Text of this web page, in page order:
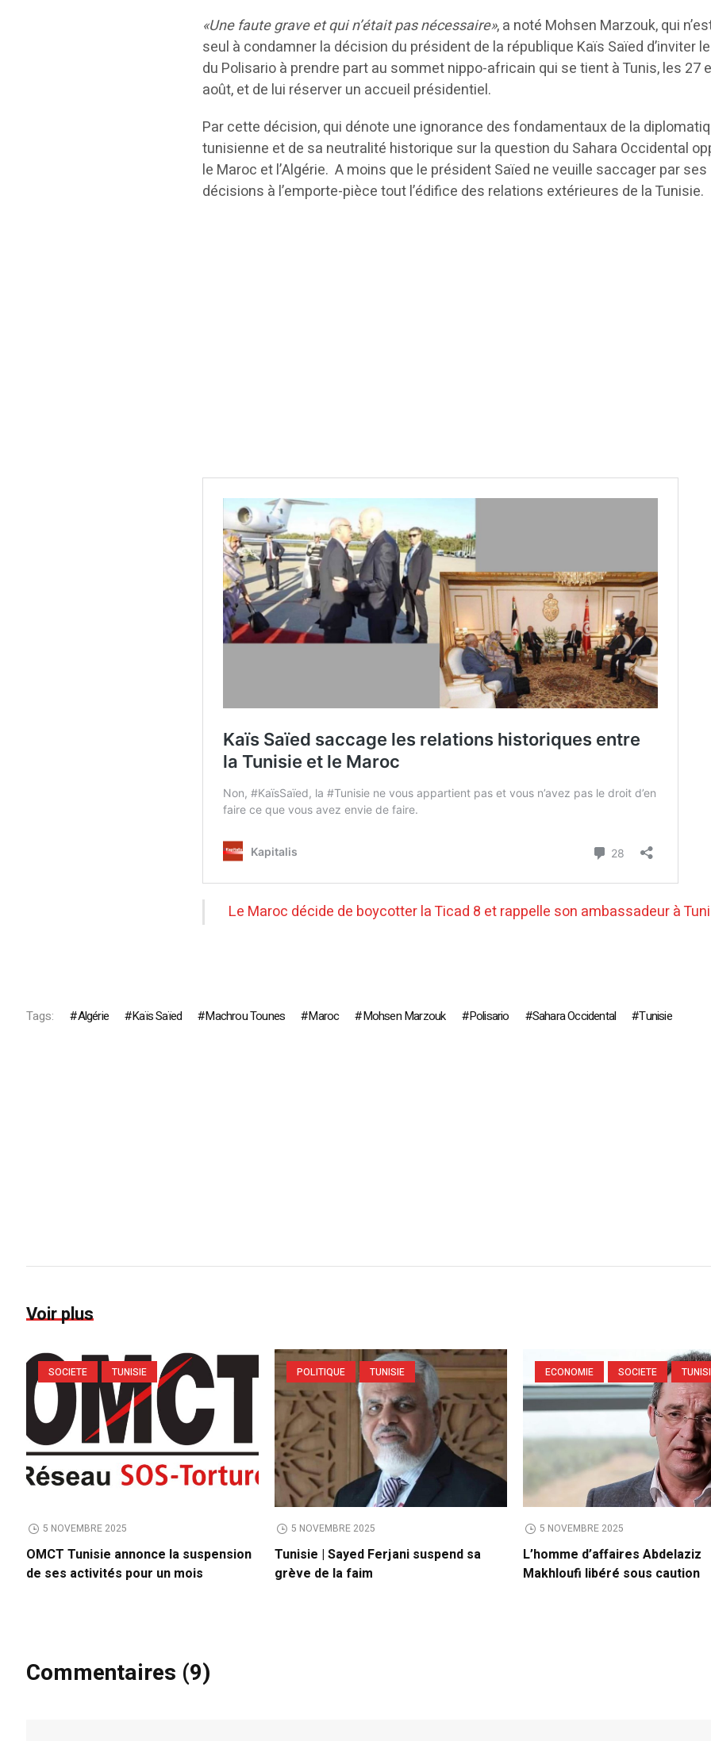
«Une faute grave et qui n’était pas nécessaire», a noté Mohsen Marzouk, qui
seul à condamner la décision du président de la république Kaïs Saïed d’inviter
du Polisario à prendre part au sommet nippo-africain qui se tient à Tunis, les 27
août, et de lui réserver un accueil présidentiel.
Par cette décision, qui dénote une ignorance des fondamentaux de la
tunisienne et de sa neutralité historique sur la question du Sahara Occidental
le Maroc et l’Algérie. A moins que le président Saïed ne veuille saccager par ses
décisions à l’emporte-pièce tout l’édifice des relations extérieures de la Tunisie.
Le Maroc décide de boycotter la Ticad 8 et rappelle son ambassadeur à
Tags: Algérie Kaïs Saïed Machrou Tounes Maroc Mohsen Marzouk Polisario Sahara Occidental Tunisie
Voir plus
SOCIETE TUNISIE
5 NOVEMBRE 2025
OMCT Tunisie annonce la suspension
de ses activités pour un mois
POLITIQUE TUNISIE
5 NOVEMBRE 2025
Tunisie | Sayed Ferjani suspend sa
grève de la faim
ECONOMIE SOCIETE
5 NOVEMBRE 2025
L’homme d’affaires Abdelaziz
Makhloufi libéré sous caution
Commentaires (9)